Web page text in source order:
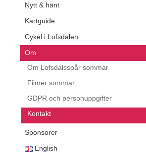
Nytt & hänt
Kartguide
Cykel i Lofsdalen
Om
Om Lofsdalsspår sommar
Filmer sommar
GDPR och personuppgifter
Kontakt
Sponsorer
English